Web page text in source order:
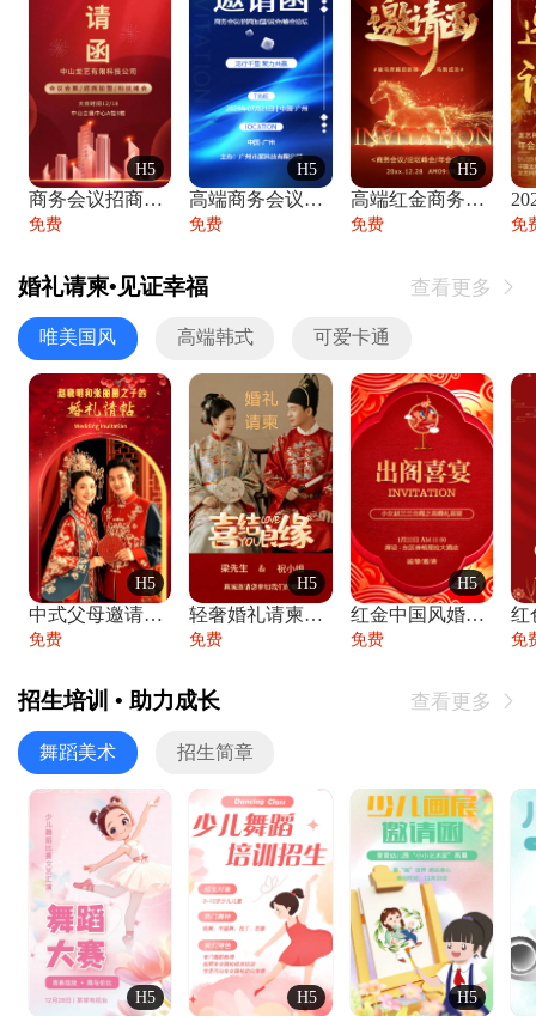
H5
商务会议招商展会科技峰会邀请函年会邀请
免费
H5
高端商务会议招商加盟展会峰会论坛邀请函
免费
H5
高端红金商务会议年会年终盛典答谢邀请函
免费 免
婚礼请柬•见证幸福 查看更多 
唯美国风 高端韩式 可爱卡通
H5
中式父母邀请函婚礼结婚请柬请贴父母邀请方
免费
H5
轻奢婚礼请柬婚礼邀请函结婚照请帖
免费
H5
红金中国风婚礼请柬出阁喜宴嫁女请帖出阁宴
免费 免
招生培训 • 助力成长 查看更多 
舞蹈美术 招生简章
H5 H5 H5